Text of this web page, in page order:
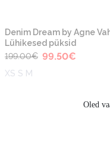
-50%
Denim Dream by Agne
Lühikesed püksid
199.00€ 99.50€
XS S M
Oled